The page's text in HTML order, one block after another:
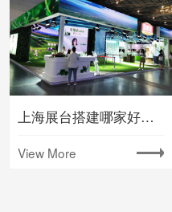
上海展台搭建哪家好要注意什么
View More